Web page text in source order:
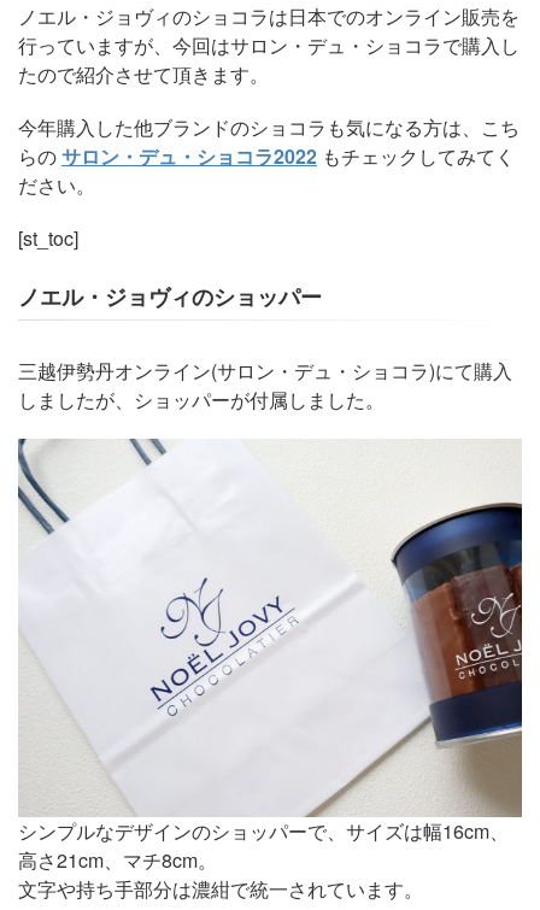
ノエル・ジョヴィのショコラは日本でのオンライン販売を
行っていますが、今回はサロン・デュ・ショコラで購入し
たので紹介させて頂きます。
今年購入した他ブランドのショコラも気になる方は、こち
らのサロン・デュ・ショコラ2022 もチェックしてみてく
ださい。
[st_toc]
ノエル・ジョヴィのショッパー
三越伊勢丹オンライン(サロン・デュ・ショコラ)にて購入
しましたが、ショッパーが付属しました。
シンプルなデザインのショッパーで、サイズは幅16cm、
高さ21cm、マチ8cm。
文字や持ち手部分は濃紺で統一されています。